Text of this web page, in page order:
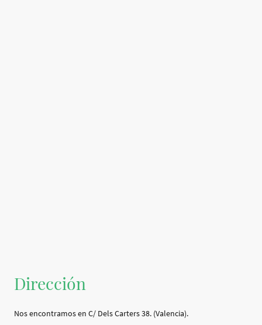
Dirección
Nos encontramos en C/ Dels Carters 38. (Valencia).